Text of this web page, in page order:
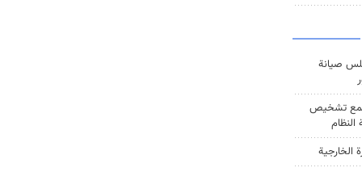
صيانة
تشخيص
الخارجية